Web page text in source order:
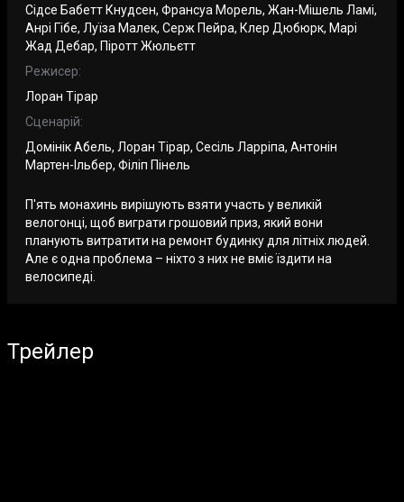
Сідсе Бабетт Кнудсен, Франсуа Морель, Жан-Мішель Ламі,
Анрі Гібе, Луїза Малек, Серж Пейра, Клер Дюбюрк, Марі
Жад Дебар, Піротт Жюльєтт
Режисер:
Лоран Тірар
Сценарій:
Домінік Абель, Лоран Тірар, Сесіль Ларріпа, Антонін
Мартен-Ільбер, Філіп Пінель
П'ять монахинь вирішують взяти участь у великій
велогонці, щоб виграти грошовий приз, який вони
планують витратити на ремонт будинку для літніх людей.
Але є одна проблема – ніхто з них не вміє їздити на
велосипеді.
Трейлер